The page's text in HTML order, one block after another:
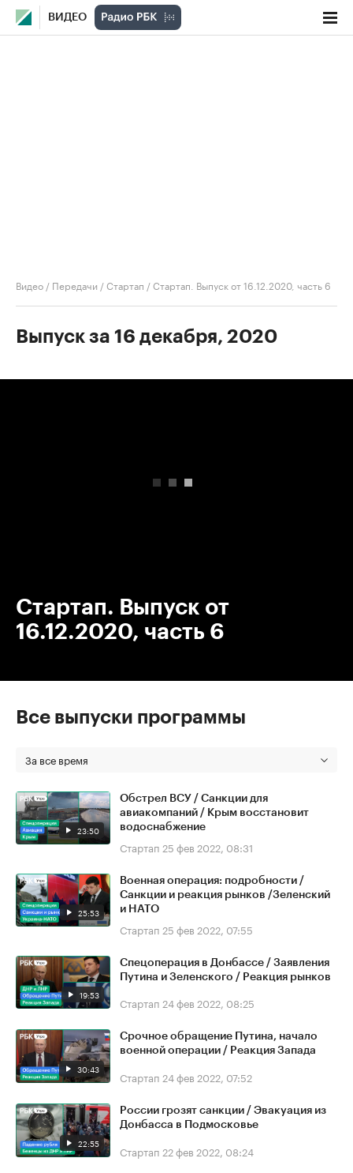
ВИДЕО
Видео / Передачи /Стартап /Стартап. Выпуск от 16.12.2020, часть 6
Выпуск за 16 декабря, 2020
Стартап. Выпуск от
16.12.2020, часть 6
Все выпуски программы
За все время
23:50
Обстрел ВСУ / Санкции для
авиакомпаний / Крым восстановит
водоснабжение
Стартап 25 фев 2022, 08:31
25:53
Военная операция: подробности /
Санкции и реакция рынков /Зеленский
и НАТО
Стартап 25 фев 2022, 07:55
19:53
Спецоперация в Донбассе / Заявления
Путина и Зеленского / Реакция рынков
Стартап 24 фев 2022, 08:25
30:43
Срочное обращение Путина, начало
военной операции / Реакция Запада
Стартап 24 фев 2022, 07:52
22:55
России грозят санкции / Эвакуация из
Донбасса в Подмосковье
Стартап 22 фев 2022, 08:24